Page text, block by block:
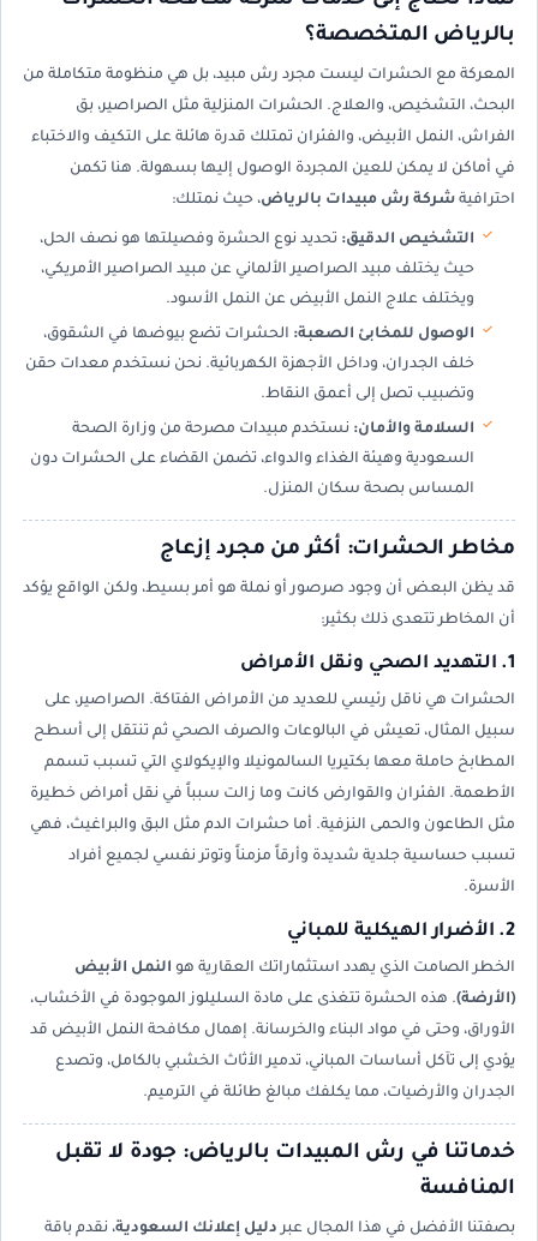
بالرياض المتخصصة؟
المعركة مع الحشرات ليست مجرد رش مبيد، بل هي منظومة متكاملة من
البحث، التشخيص، والعلاج. الحشرات المنزلية مثل الصراصير، بق
الفراش، النمل الأبيض، والفئران تمتلك قدرة هائلة على التكيف والاختباء
في أماكن لا يمكن للعين المجردة الوصول إليها بسهولة. هنا تكمن
احترافية شركة رش مبيدات بالرياض، حيث نمتلك:
التشخيص الدقيق: تحديد نوع الحشرة وفصيلتها هو نصف الحل،
حيث يختلف مبيد الصراصير الألماني عن مبيد الصراصير الأمريكي،
ويختلف علاج النمل الأبيض عن النمل الأسود.
الوصول للمخابئ الصعبة: الحشرات تضع بيوضها في الشقوق،
خلف الجدران، وداخل الأجهزة الكهربائية. نحن نستخدم معدات حقن
وتضبيب تصل إلى أعمق النقاط.
السلامة والأمان: نستخدم مبيدات مصرحة من وزارة الصحة
السعودية وهيئة الغذاء والدواء، تضمن القضاء على الحشرات دون
المساس بصحة سكان المنزل.
مخاطر الحشرات: أكثر من مجرد إزعاج
قد يظن البعض أن وجود صرصور أو نملة هو أمر بسيط، ولكن الواقع يؤكد
أن المخاطر تتعدى ذلك بكثير:
1. التهديد الصحي ونقل الأمراض
الحشرات هي ناقل رئيسي للعديد من الأمراض الفتاكة. الصراصير، على
سبيل المثال، تعيش في البالوعات والصرف الصحي ثم تنتقل إلى أسطح
المطابخ حاملة معها بكتيريا السالمونيلا والإيكولاي التي تسبب تسمم
الأطعمة. الفئران والقوارض كانت وما زالت سبباً في نقل أمراض خطيرة
مثل الطاعون والحمى النزفية. أما حشرات الدم مثل البق والبراغيث، فهي
تسبب حساسية جلدية شديدة وأرقاً مزمناً وتوتر نفسي لجميع أفراد
الأسرة.
2. الأضرار الهيكلية للمباني
الخطر الصامت الذي يهدد استثماراتك العقارية هو النمل الأبيض
(الأرضة). هذه الحشرة تتغذى على مادة السليلوز الموجودة في الأخشاب،
الأوراق، وحتى في مواد البناء والخرسانة. إهمال مكافحة النمل الأبيض قد
يؤدي إلى تآكل أساسات المباني، تدمير الأثاث الخشبي بالكامل، وتصدع
الجدران والأرضيات، مما يكلفك مبالغ طائلة في الترميم.
خدماتنا في رش المبيدات بالرياض: جودة لا تقبل
المنافسة
بصفتنا الأفضل في هذا المجال عبردليل إعلانك السعودية، نقدم باقة